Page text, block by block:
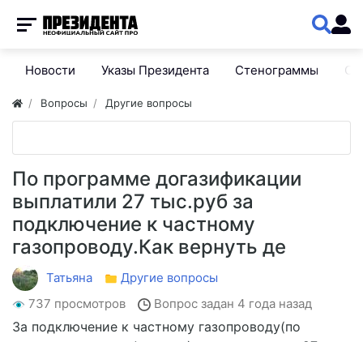
Новости Указы Президента Стенограммы
Вопросы Другие вопросы
По программе догазификации
выплатили 27 тыс.руб за
подключение к частному
газопроводу.Как вернуть де
Татьяна
Другие вопросы
737 просмотров
Вопрос задан 4 года назад
За подключение к частному газопроводу(по